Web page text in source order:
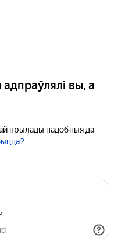
вы, а
прылады падобныя да